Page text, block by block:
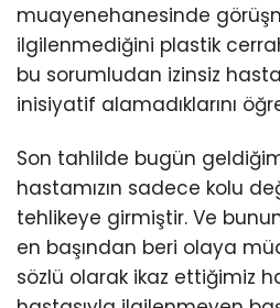
muayenehanesinde
ilgilenmediğini plastik
bu sorumludan izinsiz
inisiyatif alamadıklarını
Son tahlilde bugün
hastamızın sadece kolu
tehlikeye girmiştir. Ve
en başından beri olaya
sözlü olarak ikaz ettiğimiz